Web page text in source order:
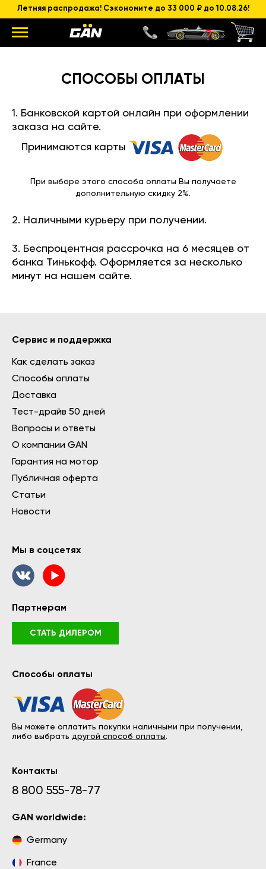
Летняя распродажа! Сэкономите до 33 000 ₽ до 10.08.26!
СПОСОБЫ ОПЛАТЫ
1. Банковской картой онлайн при оформлении
заказа на сайте.
Принимаются карты
При выборе этого способа оплаты Вы получаете
дополнительную скидку 2%.
2. Наличными курьеру при получении.
3. Беспроцентная рассрочка на 6 месяцев от
банка Тинькофф. Оформляется за несколько
минут на нашем сайте.
Сервис и поддержка
Как сделать заказ
Способы оплаты
Доставка
Тест-драйв 50 дней
Вопросы и ответы
О компании GAN
Гарантия на мотор
Публичная оферта
Статьи
Новости
Мы в соцсетях
Партнерам
СТАТЬ ДИЛЕРОМ
Способы оплаты
Вы можете оплатить покупки наличными при получении,
либо выбрать другой способ оплаты.
Контакты
8 800 555-78-77
GAN worldwide:
Germany
France